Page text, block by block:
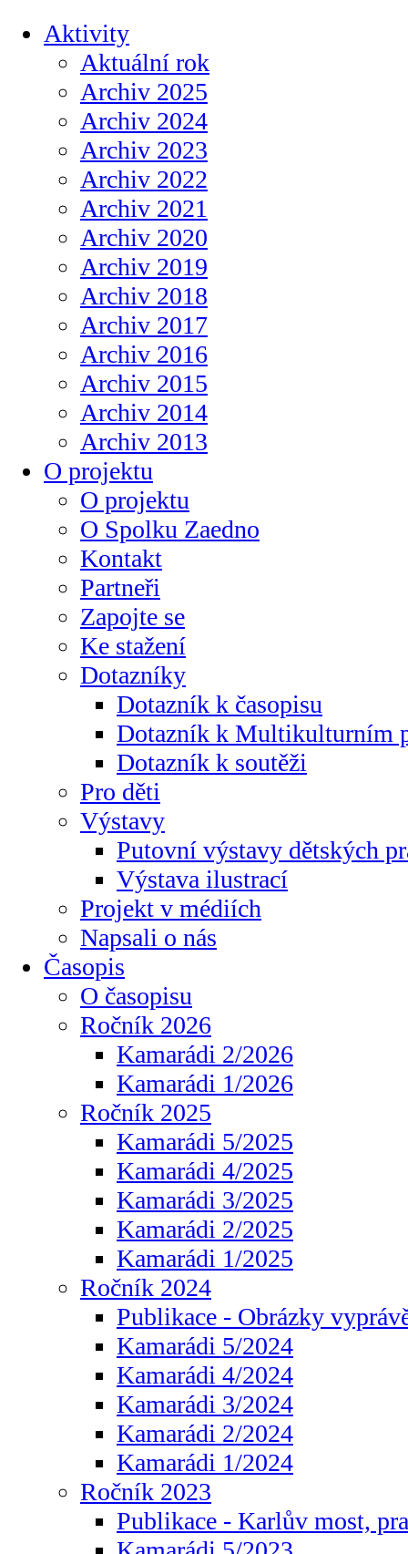
Aktivity
Aktuální rok
Archiv 2025
Archiv 2024
Archiv 2023
Archiv 2022
Archiv 2021
Archiv 2020
Archiv 2019
Archiv 2018
Archiv 2017
Archiv 2016
Archiv 2015
Archiv 2014
Archiv 2013
O projektu
O projektu
O Spolku Zaedno
Kontakt
Partneři
Zapojte se
Ke stažení
Dotazníky
Dotazník k časopisu
Dotazník k Multikulturním
Dotazník k soutěži
Pro děti
Výstavy
Putovní výstavy dětských
Výstava ilustrací
Projekt v médiích
Napsali o nás
Časopis
O časopisu
Ročník 2026
Kamarádi 2/2026
Kamarádi 1/2026
Ročník 2025
Kamarádi 5/2025
Kamarádi 4/2025
Kamarádi 3/2025
Kamarádi 2/2025
Kamarádi 1/2025
Ročník 2024
Publikace - Obrázky
Kamarádi 5/2024
Kamarádi 4/2024
Kamarádi 3/2024
Kamarádi 2/2024
Kamarádi 1/2024
Ročník 2023
Publikace - Karlův most,